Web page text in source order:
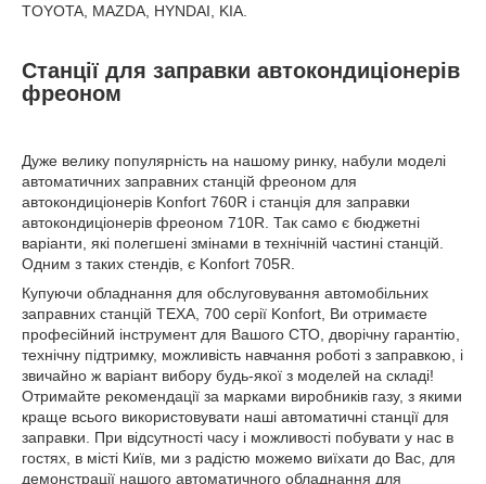
TOYOTA, MAZDA, HYNDAI, KIA.
Станції для заправки автокондиціонерів
фреоном
Дуже велику популярність на нашому ринку, набули моделі
автоматичних заправних станцій фреоном для
автокондиціонерів Konfort 760R і станція для заправки
автокондиціонерів фреоном 710R. Так само є бюджетні
варіанти, які полегшені змінами в технічній частині станцій.
Одним з таких стендів, є Konfort 705R.
Купуючи обладнання для обслуговування автомобільних
заправних станцій ТЕХА, 700 серії Konfort, Ви отримаєте
професійний інструмент для Вашого СТО, дворічну гарантію,
технічну підтримку, можливість навчання роботі з заправкою, і
звичайно ж варіант вибору будь-якої з моделей на складі!
Отримайте рекомендації за марками виробників газу, з якими
краще всього використовувати наші автоматичні станції для
заправки. При відсутності часу і можливості побувати у нас в
гостях, в місті Київ, ми з радістю можемо виїхати до Вас, для
демонстрації нашого автоматичного обладнання для